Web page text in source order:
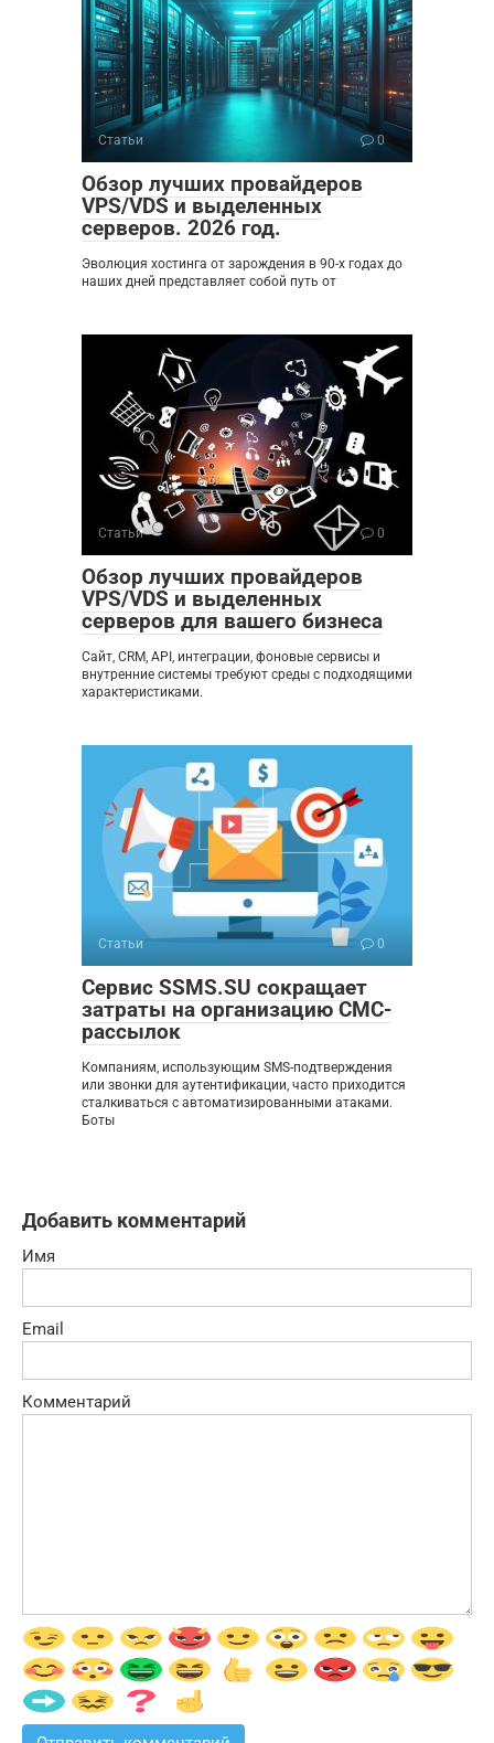
Статьи 0
Обзор лучших провайдеров
VPS/VDS и выделенных
серверов. 2026 год.
Эволюция хостинга от зарождения в 90-х годах до
наших дней представляет собой путь от
Статьи 0
Обзор лучших провайдеров
VPS/VDS и выделенных
серверов для вашего бизнеса
Сайт, CRM, API, интеграции, фоновые сервисы и
внутренние системы требуют среды с подходящими
характеристиками.
Статьи 0
Сервис SSMS.SU сокращает
затраты на организацию СМС-
рассылок
Компаниям, использующим SMS-подтверждения
или звонки для аутентификации, часто приходится
сталкиваться с автоматизированными атаками.
Боты
Добавить комментарий
Имя
Email
Комментарий